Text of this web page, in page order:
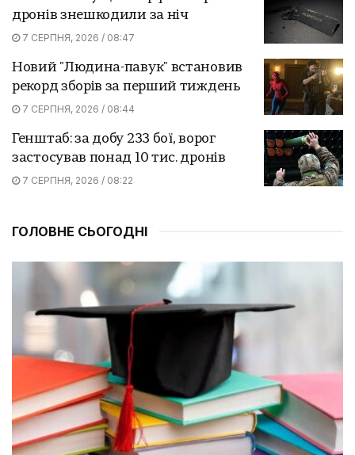
дронів знешкодили за ніч
7 СЕРПНЯ, 2026 / 08:47
Новий "Людина-павук" встановив
рекорд зборів за перший тиждень
7 СЕРПНЯ, 2026 / 08:44
Генштаб: за добу 233 бої, ворог
застосував понад 10 тис. дронів
7 СЕРПНЯ, 2026 / 08:22
ГОЛОВНЕ СЬОГОДНІ